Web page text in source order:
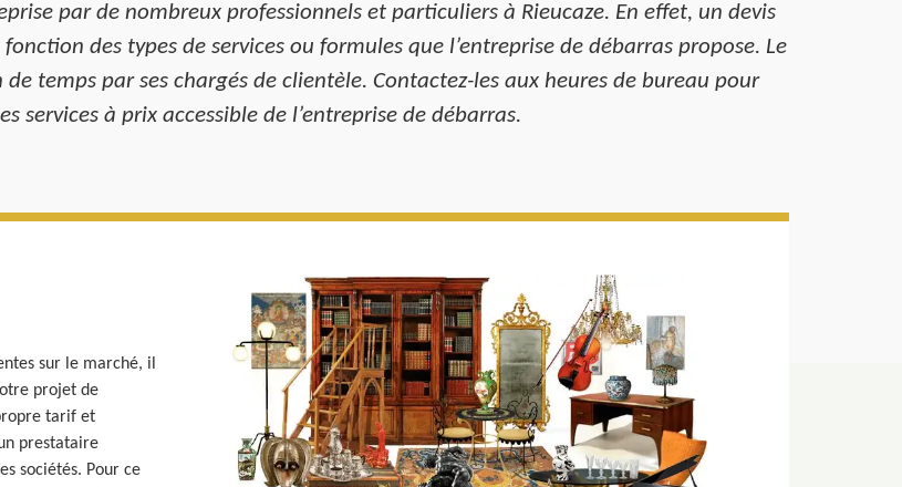
par de nombreux professionnels et particuliers à Rieucaze. En effet, un devis
des types de services ou formules que l’entreprise de débarras propose. Le
temps par ses chargés de clientèle. Contactez-les aux heures de bureau pour
services à prix accessible de l’entreprise de débarras.
sur le marché, il
projet de
tarif et
prestataire
sociétés. Pour ce